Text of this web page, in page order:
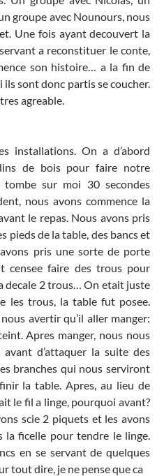
groupe avec Nounours, nous
Une fois ayant decouvert la
a reconstituer le conte,
son histoire… a la fin de
ils sont donc partis se coucher.
agreable.
installations. On a d’abord
de bois pour faire notre
tombe sur moi 30 secondes
nous avons commence la
le repas. Nous avons pris
pieds de la table, des bancs et
pris une sorte de porte
censee faire des trous pour
decale 2 trous… On etait juste
les trous, la table fut posee.
avertir qu’il aller manger:
Apres manger, nous nous
d’attaquer la suite des
branches qui nous serviront
la table. Apres, au lieu de
le fil a linge, pourquoi avant?
scie 2 piquets et les avons
la ficelle pour tendre le linge.
en se servant de quelques
tout dire, je ne pense que ca